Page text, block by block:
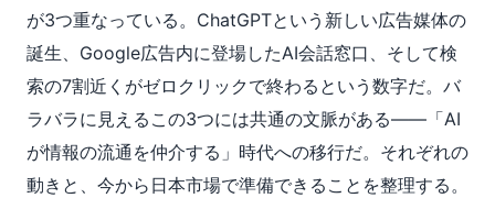
が3つ重なっている。ChatGPTという新しい広告媒体の
誕生、Google広告内に登場したAI会話窓口、そして検
索の7割近くがゼロクリックで終わるという数字だ。バ
ラバラに見えるこの3つには共通の文脈がある——「AI
が情報の流通を仲介する」時代への移行だ。それぞれの
動きと、今から日本市場で準備できることを整理する。